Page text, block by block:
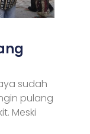
sudah
pulang
Meski